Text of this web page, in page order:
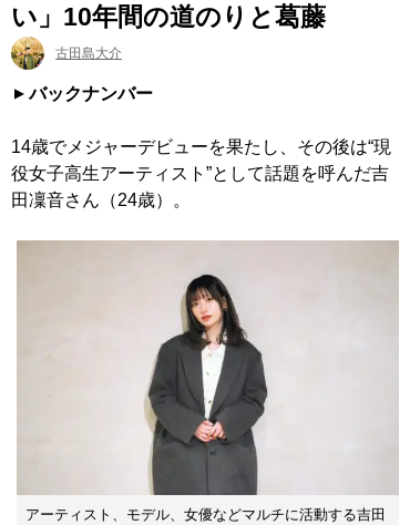
い」10年間の道のりと葛藤
古田島大介
バックナンバー
14歳でメジャーデビューを果たし、その後は“現
役女子高生アーティスト”として話題を呼んだ吉
田凜音さん（24歳）。
アーティスト、モデル、女優などマルチに活動する吉田